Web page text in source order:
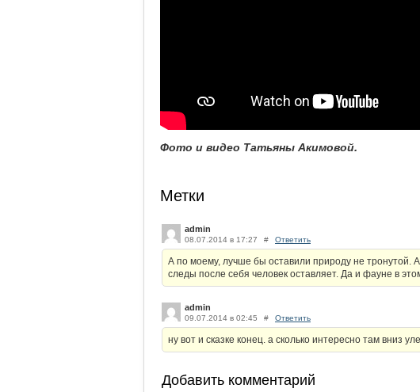
Фото и видео Татьяны Акимовой.
Метки
admin
08.07.2014 в 17:27 # Ответить
А по моему, лучше бы оставили природу не тронутой.
следы после себя человек оставляет. Да и фауне в
admin
09.07.2014 в 02:45 # Ответить
ну вот и сказке конец. а сколько интересно там вниз
Добавить комментарий